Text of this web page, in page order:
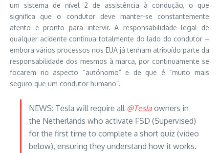
um sistema de nível 2 de assistência à condução, o que
significa que o condutor deve manter-se constantemente
atento e pronto para intervir. A responsabilidade legal de
qualquer acidente continua totalmente do lado do condutor –
embora vários processos nos EUA já tenham atribuído parte da
responsabilidade dos mesmos à marca, por continuamente se
focarem no aspecto “autónomo” e de que é “muito mais
seguro que um condutor humano”.
NEWS: Tesla will require all @Tesla owners in
the Netherlands who activate FSD (Supervised)
for the first time to complete a short quiz (video
below), ensuring they understand how it works.